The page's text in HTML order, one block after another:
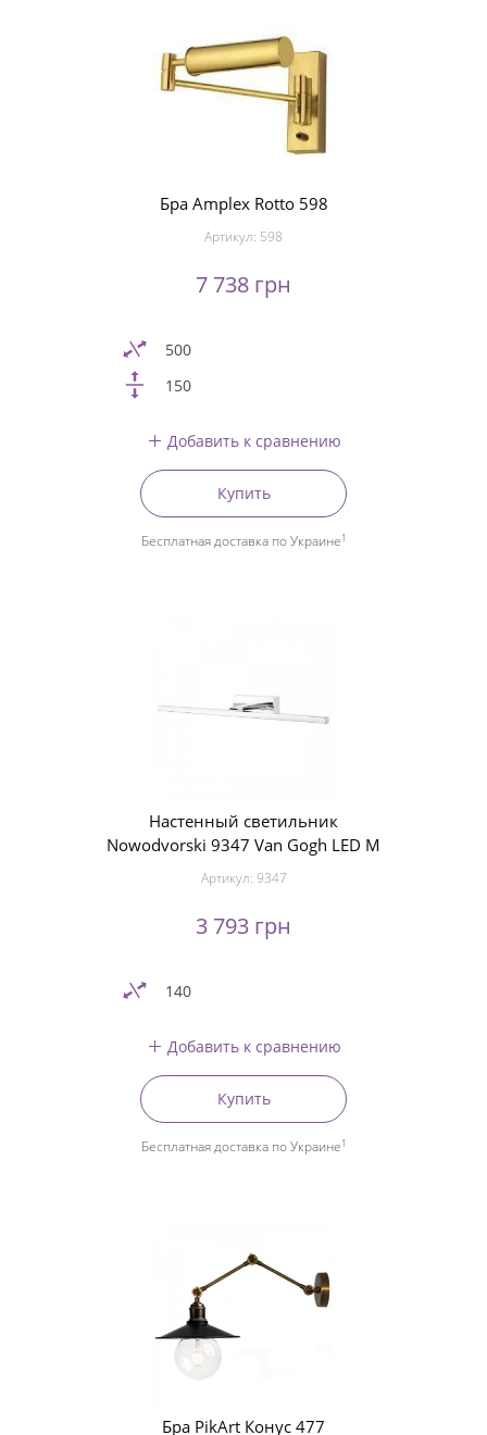
Бра Amplex Rotto 598
Артикул: 598
7 738 грн
500
150
Добавить к сравнению
Купить
Бесплатная доставка по Украине1
Настенный светильник
Nowodvorski 9347 Van Gogh LED M
Артикул: 9347
3 793 грн
140
Добавить к сравнению
Купить
Бесплатная доставка по Украине1
Бра PikArt Конус 477